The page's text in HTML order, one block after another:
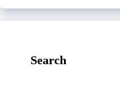
Search